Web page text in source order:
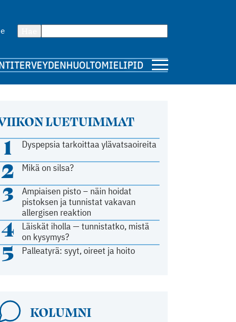
TERVEYDENHUOLTOMIELIPIDE
LUETUIMMAT
1 Dyspepsia tarkoittaa ylävatsaoireita
2 Mikä on silsa?
3
Ampiaisen pisto – näin hoidat
pistoksen ja tunnistat vakavan
allergisen reaktion
4
Läiskät iholla — tunnistatko, mistä
on kysymys?
5 Palleatyrä: syyt, oireet ja hoito
KOLUMNI